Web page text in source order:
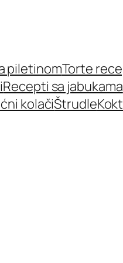
piletinomTorte
Recepti sa jabukama
kolačiŠtrudle